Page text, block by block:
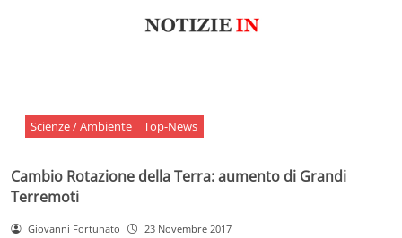
Scienze / Ambiente Top-News
Cambio Rotazione della Terra: aumento di Grandi
Terremoti
Giovanni Fortunato 23 Novembre 2017